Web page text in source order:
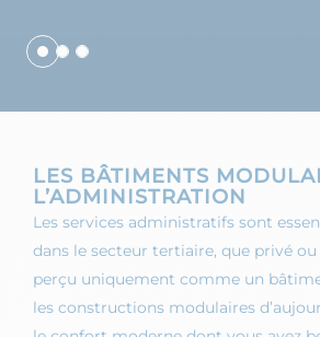
LES BÂTIMENTS
L’ADMINISTRATION
Les services administratifs sont
dans le secteur tertiaire, que privé
perçu uniquement comme un
les constructions modulaires